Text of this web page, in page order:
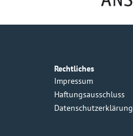
Rechtliches
Impressum
Haftungsausschluss
Datenschutzerklärung